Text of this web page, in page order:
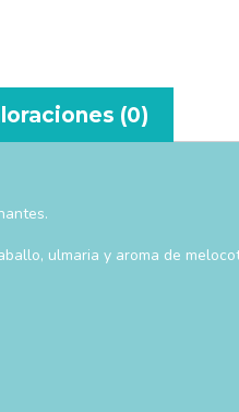
(0)
ulmaria y aroma de